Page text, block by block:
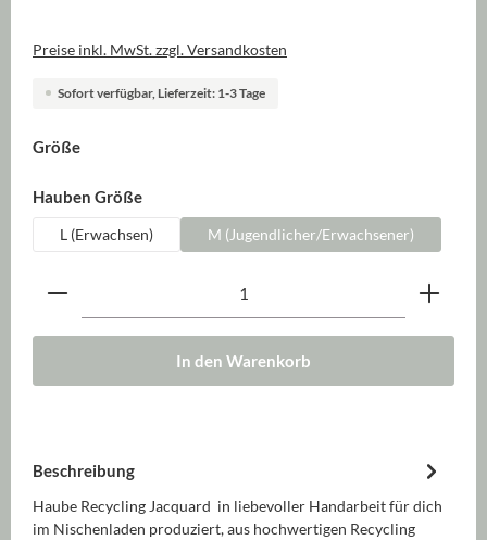
Preise inkl. MwSt. zzgl. Versandkosten
Sofort verfügbar, Lieferzeit: 1-3 Tage
Größeauswählen
Hauben Größeauswählen
L (Erwachsen) M (Jugendlicher/Erwachsener)
Produkt Anzahl: Gib den gewünschten Wert ein
In den Warenkorb
Beschreibung
Haube Recycling Jacquard in liebevoller Handarbeit für dich
im Nischenladen produziert, aus hochwertigen Recycling